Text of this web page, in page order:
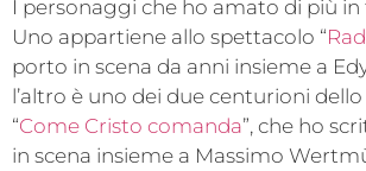
I personaggi che ho amato di più
Uno appartiene allo spettacolo “
porto in scena da anni insieme a
l’altro è uno dei due centurioni
“Come Cristo comanda”, che ho
in scena insieme a Massimo